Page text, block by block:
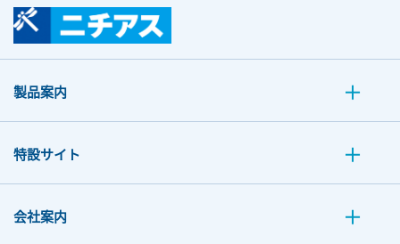
製品案内
特設サイト
会社案内